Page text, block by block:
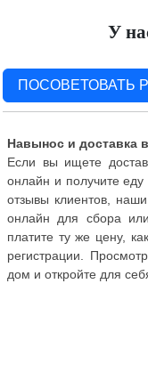
У
ПОСОВЕТОВАТЬ
Навынос и доставка
Если вы ищете
онлайн и получите
отзывы клиентов,
онлайн для сбора
платите ту же цену,
регистрации.
дом и откройте для